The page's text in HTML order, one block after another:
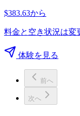
$383.63から
料金と空き状況は変
体験を見る
前へ
次へ